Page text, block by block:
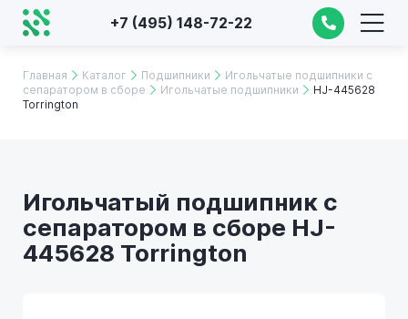
+7 (495) 148-72-22
Главная Каталог Подшипники
Игольчатые подшипники с
сепаратором в сборе
Игольчатые подшипники
HJ-445628
Torrington
Игольчатый подшипник с
сепаратором в сборе HJ-
445628 Torrington